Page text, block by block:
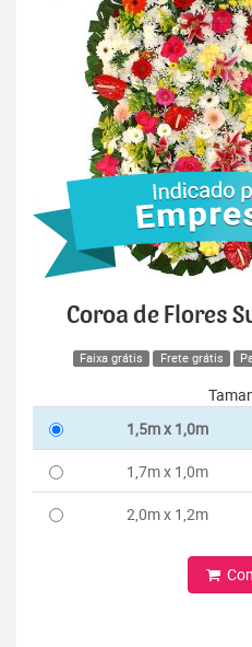
Coroa de Flores
Faixa grátis Frete grátis
1,5m x 1,0m
1,7m x 1,0m
2,0m x 1,2m